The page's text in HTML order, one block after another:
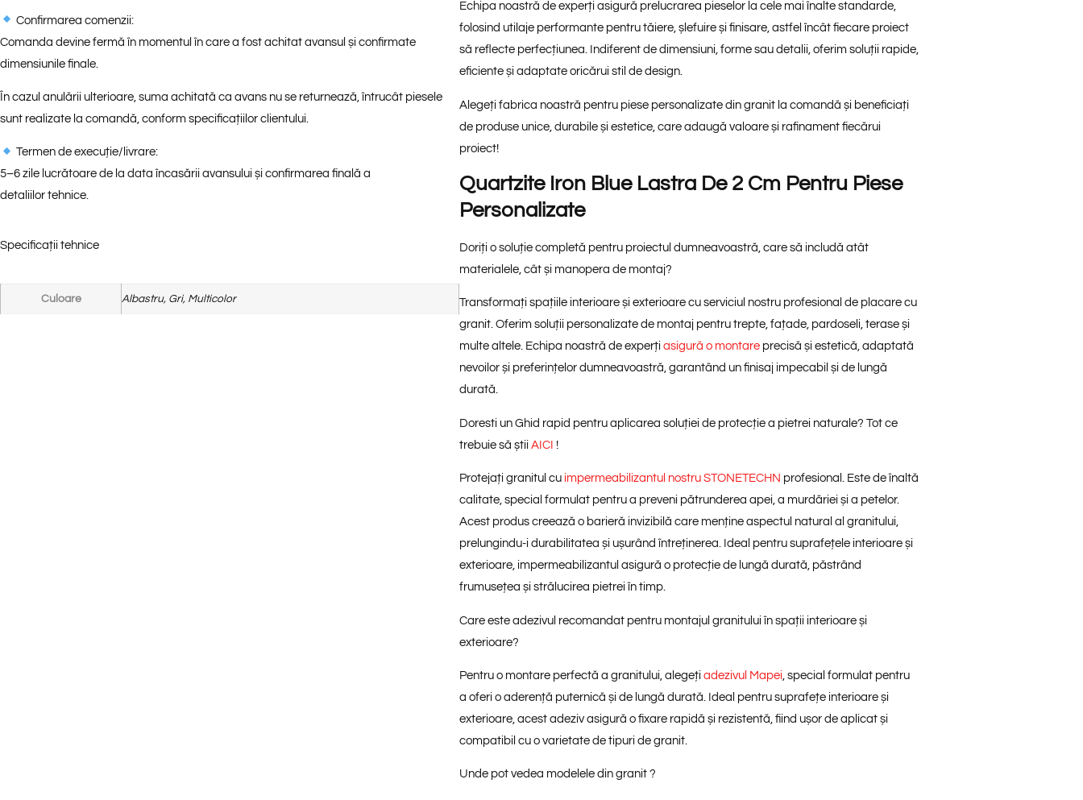
Confirmarea comenzii:
Comanda devine fermă în momentul în care a fost achitat avansul și confirmate
dimensiunile finale.
În cazul anulării ulterioare, suma achitată ca avans nu se returnează, întrucât piesele
sunt realizate la comandă, conform specificațiilor clientului.
Termen de execuție/livrare:
5–6 zile lucrătoare de la data încasării avansului și confirmarea finală a
detaliilor tehnice.
Specificații tehnice
Culoare Albastru, Gri, Multicolor
Echipa noastră de experți asigură prelucrarea pieselor la cele mai înalte standarde,
folosind utilaje performante pentru tăiere, șlefuire și finisare, astfel încât fiecare proiect
să reflecte perfecțiunea. Indiferent de dimensiuni, forme sau detalii, oferim soluții rapide,
eficiente și adaptate oricărui stil de design.
Alegeți fabrica noastră pentru piese personalizate din granit la comandă și beneficiați
de produse unice, durabile și estetice, care adaugă valoare și rafinament fiecărui
proiect!
Quartzite Iron Blue Lastra De 2 Cm Pentru Piese
Personalizate
Doriți o soluție completă pentru proiectul dumneavoastră, care să includă atât
materialele, cât și manopera de montaj?
Transformați spațiile interioare și exterioare cu serviciul nostru profesional de placare cu
granit. Oferim soluții personalizate de montaj pentru trepte, fațade, pardoseli, terase și
multe altele. Echipa noastră de experți asigură o montare precisă și estetică, adaptată
nevoilor și preferințelor dumneavoastră, garantând un finisaj impecabil și de lungă
durată.
Doresti un Ghid rapid pentru aplicarea soluției de protecție a pietrei naturale? Tot ce
trebuie să știi AICI !
Protejați granitul cu impermeabilizantul nostru STONETECHN profesional. Este de înaltă
calitate, special formulat pentru a preveni pătrunderea apei, a murdăriei și a petelor.
Acest produs creează o barieră invizibilă care menține aspectul natural al granitului,
prelungindu-i durabilitatea și ușurând întreținerea. Ideal pentru suprafețele interioare și
exterioare, impermeabilizantul asigură o protecție de lungă durată, păstrând
frumusețea și strălucirea pietrei în timp.
Care este adezivul recomandat pentru montajul granitului în spații interioare și
exterioare?
Pentru o montare perfectă a granitului, alegeți adezivul Mapei, special formulat pentru
a oferi o aderență puternică și de lungă durată. Ideal pentru suprafețe interioare și
exterioare, acest adeziv asigură o fixare rapidă și rezistentă, fiind ușor de aplicat și
compatibil cu o varietate de tipuri de granit.
Unde pot vedea modelele din granit ?